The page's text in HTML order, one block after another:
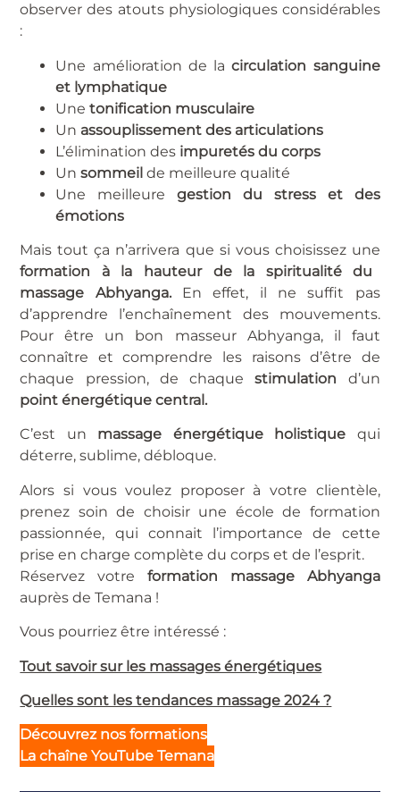
observer des atouts physiologiques considérables
:
Une amélioration de la circulation sanguine
et lymphatique
Unetonification musculaire
Un assouplissement des articulations
L’élimination des impuretés du corps
Unsommeil de meilleure qualité
Une meilleuregestion du stress et des
émotions
Mais tout ça n’arrivera que si vous choisissez une
formation à la hauteur de la spiritualité du
massage Abhyanga. En effet, il ne suffit pas
d’apprendre l’enchaînement des mouvements.
Pour être un bon masseur Abhyanga, il faut
connaître et comprendre les raisons d’être de
chaque pression, de chaquestimulation d’un
point énergétique central.
C’est un massage énergétique holistique qui
déterre, sublime, débloque.
Alors si vous voulez proposer à votre clientèle,
prenez soin de choisir une école de formation
passionnée, qui connait l’importance de cette
prise en charge complète du corps et de l’esprit.
Réservez votre formation massage Abhyanga
auprès de Temana !
Vous pourriez être intéressé :
Tout savoir sur les massages énergétiques
Quelles sont les tendances massage 2024 ?
Découvrez nos formations
La chaîne YouTube Temana